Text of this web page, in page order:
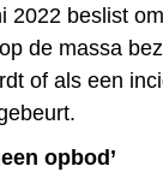
2022 beslist
de massa
of als een
opbod’